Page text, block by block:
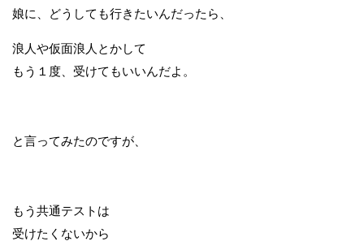
娘に、どうしても行きたいんだったら、
浪人や仮面浪人とかして
もう１度、受けてもいいんだよ。
と言ってみたのですが、
もう共通テストは
受けたくないから